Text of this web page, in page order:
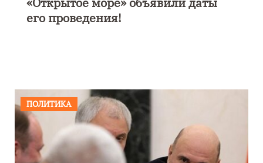
каникулы на Балтике»
ПОЛИТИКА